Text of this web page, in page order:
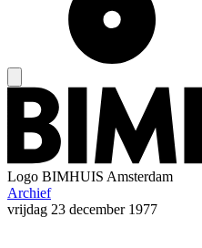
Logo BIMHUIS Amsterdam
Archief
vrijdag 23 december 1977